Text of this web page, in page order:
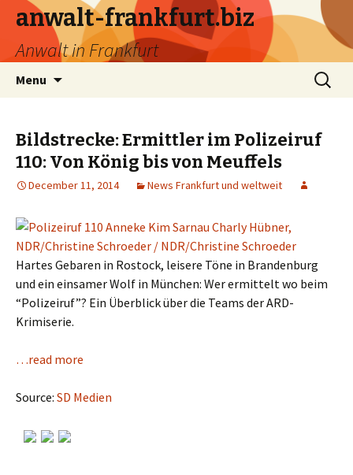
anwalt-frankfurt.biz
Anwalt in Frankfurt
Menu
Search
for:
Bildstrecke: Ermittler im Polizeiruf
110: Von König bis von Meuffels
December 11, 2014 News Frankfurt und weltweit
Hartes Gebaren in Rostock, leisere Töne in Brandenburg
und ein einsamer Wolf in München: Wer ermittelt wo beim
“Polizeiruf”? Ein Überblick über die Teams der ARD-
Krimiserie.
…read more
Source: SD Medien